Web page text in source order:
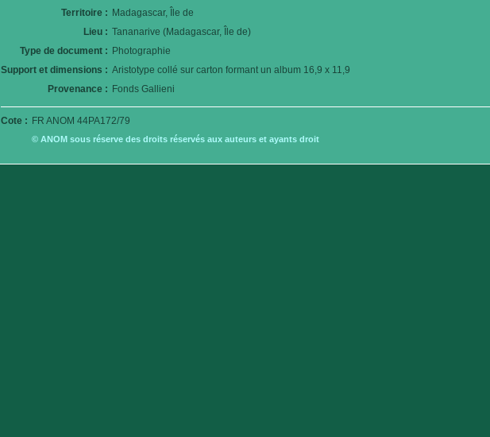
Territoire : Madagascar, Île de
Lieu : Tananarive (Madagascar, Île de)
Type de document : Photographie
Support et dimensions : Aristotype collé sur carton formant un album 16,9 x 11,9
Provenance : Fonds Gallieni
Cote : FR ANOM 44PA172/79
© ANOM sous réserve des droits réservés aux auteurs et ayants droit